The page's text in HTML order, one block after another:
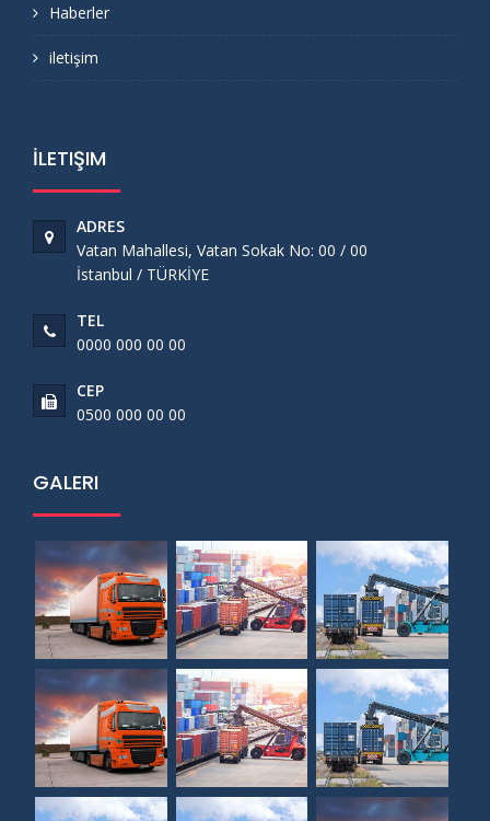
Haberler
iletişim
İLETIŞIM
ADRES
Vatan Mahallesi, Vatan Sokak No: 00 / 00
İstanbul / TÜRKİYE
TEL
0000 000 00 00
CEP
0500 000 00 00
GALERI